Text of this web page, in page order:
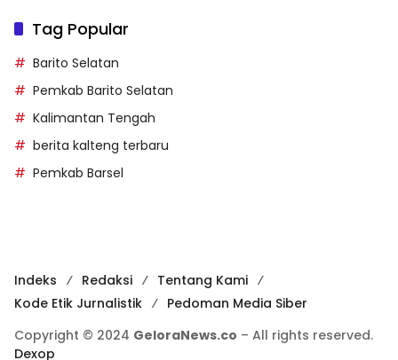
Tag Popular
Barito Selatan
Pemkab Barito Selatan
Kalimantan Tengah
berita kalteng terbaru
Pemkab Barsel
Indeks Redaksi
Tentang Kami
Kode Etik Jurnalistik
Pedoman Media Siber
Copyright © 2024 GeloraNews.co – All rights reserved.
Dexop